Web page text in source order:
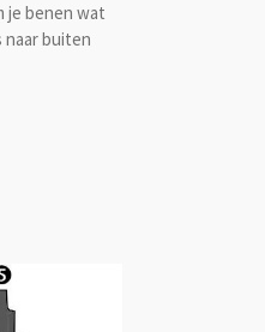
je benen wat
buiten